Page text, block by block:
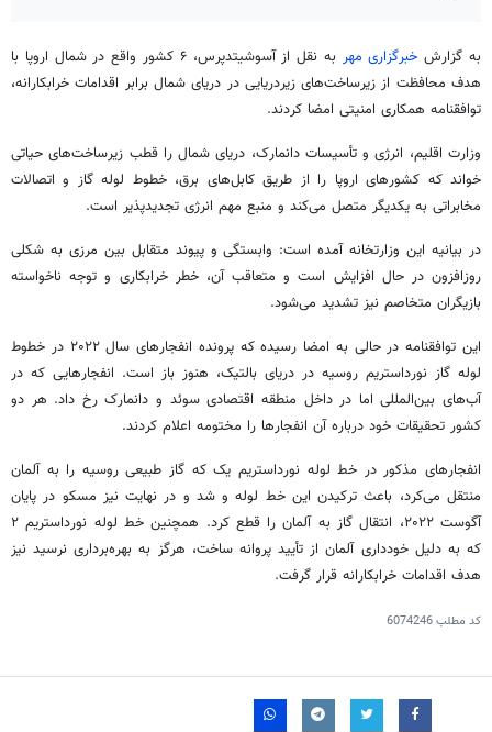
به گزارشخبرگزاری مهر
به نقل از آسوشیتدپرس، ۶ کشور واقع در شمال اروپا با
هدف محافظت از زیرساخت‌های زیردریایی در دریای شمال برابر اقدامات خرابکارانه،
توافقنامه همکاری امنیتی امضا کردند.
وزارت اقلیم، انرژی وتأسیسات دانمارک، دریای شمال را قطب زیرساخت‌های حیاتی
خواند که کشورهای اروپا را از طریق کابل‌های برق، خطوط لوله گاز و اتصالات
مخابراتی به یکدیگر متصل می‌کند و منبع مهم انرژی تجدیدپذیر است.
در بیانیه این وزارتخانه آمده است: وابستگی و پیوند متقابل بین مرزی به شکلی
روزافزون در حال افزایش است و متعاقب آن، خطر خرابکاری و توجه ناخواسته
بازیگران متخاصم نیز تشدید می‌شود.
این توافقنامه در حالی به امضا رسیده که پرونده انفجارهای سال ۲۰۲۲ در خطوط
لوله گاز نورداستریم روسیه در دریای بالتیک، هنوز باز است. انفجارهایی که در
آب‌های بین‌المللی اما در داخل منطقه اقتصادی سوئد و دانمارک رخ داد. هر دو
کشور تحقیقات خود درباره آن انفجارها را مختومه اعلام کردند.
انفجارهای مذکور در خط لوله نورداستریم یک که گاز طبیعی روسیه را به آلمان
منتقل می‌کرد، باعث ترکیدن این خط لوله و شد و در نهایت نیز مسکو در پایان
آگوست ۲۰۲۲، انتقال گاز به آلمان را قطع کرد. همچنین خط لوله
نورداستریم ۲
که به دلیل خودداری آلمان از تأیید
پروانه ساخت، هرگز به بهره‎‌برداری نرسید نیز
هدف اقدامات خرابکارانه قرار گرفت.
کد مطلب6074246